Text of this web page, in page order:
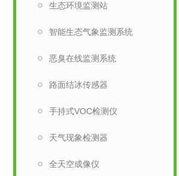
生态环境监测站
智能生态气象监测系统
恶臭在线监测系统
路面结冰传感器
手持式VOC检测仪
天气现象检测器
全天空成像仪